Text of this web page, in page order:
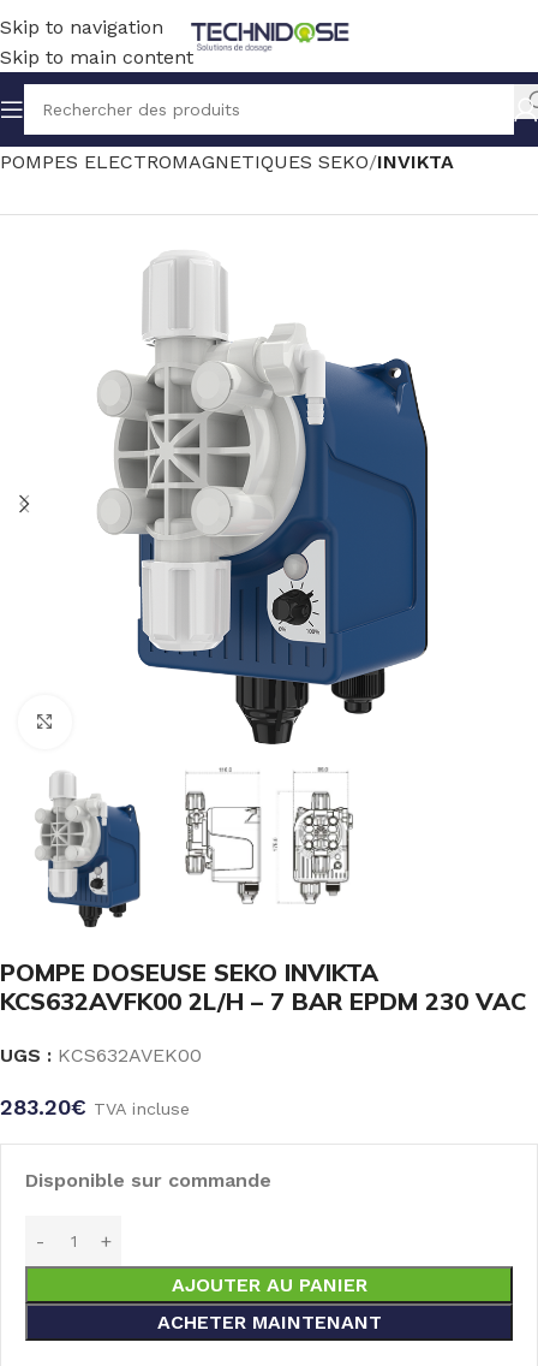
Skip to navigation
Skip to main content
Accueil TRAITEMENT EAU DOSAGE
POMPES ELECTROMAGNETIQUES SEKO INVIKTA
POMPE DOSEUSE SEKO INVIKTA
KCS632AVFK00 2L/H – 7 BAR EPDM 230 VAC
UGS : KCS632AVEK00
283.20€ TVA incluse
Disponible sur commande
AJOUTER AU PANIER
ACHETER MAINTENANT